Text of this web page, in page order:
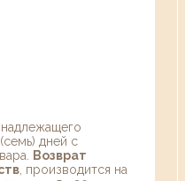
дней с
Возврат
, производится на